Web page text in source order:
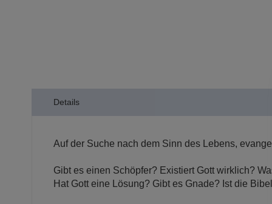
Details
Auf der Suche nach dem Sinn des Lebens,
Gibt es einen Schöpfer? Existiert Gott wirklich?
Hat Gott eine Lösung? Gibt es Gnade? Ist die